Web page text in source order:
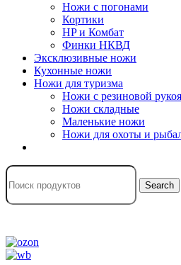
Ножи с погонами
Кортики
HP и Комбат
Финки НКВД
Эксклюзивные ножи
Кухонные ножи
Ножи для туризма
Ножи с резиновой
Ножи складные
Маленькие ножи
Ножи для охоты и
Search